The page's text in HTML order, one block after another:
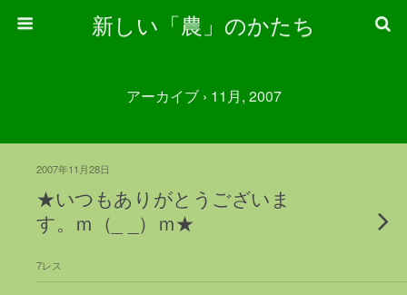
新しい「農」のかたち
アーカイブ › 11月, 2007
2007年11月28日
★いつもありがとうございま
す。ｍ（_ _）ｍ★
7レス